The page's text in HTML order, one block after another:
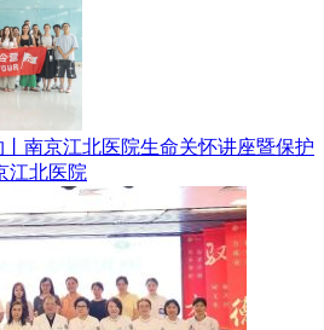
南京江北医院生命关怀讲座暨保护
江北医院